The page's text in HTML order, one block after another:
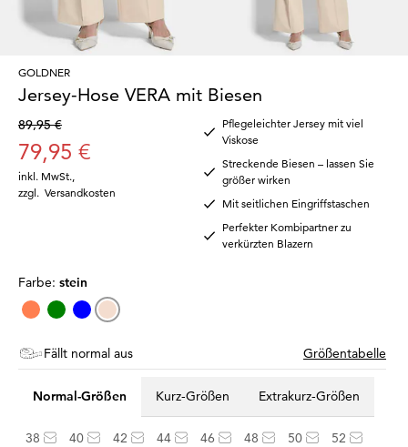
GOLDNER
Jersey-Hose VERA mit Biesen
89,95 €
79,95 €
inkl. MwSt.
zzgl. Versandkosten
Pflegeleichter Jersey mit viel
Viskose
Streckende Biesen – lassen Sie
größer wirken
Mit seitlichen Eingriffstaschen
Perfekter Kombipartner zu
verkürzten Blazern
Farbe: stein
Fällt normal aus Größentabelle
Normal-Größen Kurz-Größen Extrakurz-Größen
38 40 42 44 46 48 50
52